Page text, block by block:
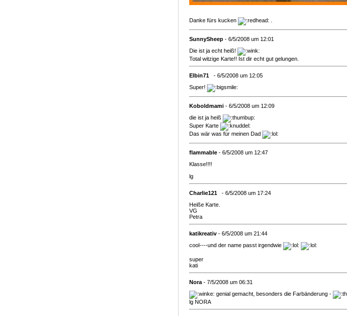
Danke fürs kucken
SunnySheep - 6/5/2008 um 12:01
Die ist ja echt heiß!
Total witzige Karte!! Ist dir echt gut gelungen.
Elbin71
- 6/5/2008 um 12:05
Super!
Koboldmami - 6/5/2008 um 12:09
die ist ja heiß
Super Karte
Das wär was für meinen Dad
flammable - 6/5/2008 um 12:47
Klasse!!!!
lg
Charlie121
- 6/5/2008 um 17:24
Heiße Karte.
VG
Petra
katikreativ - 6/5/2008 um 21:44
cool----und der name passt irgendwie
super
kati
Nora - 7/5/2008 um 06:31
genial gemacht, besonders die Farbänderung -
lg NORA